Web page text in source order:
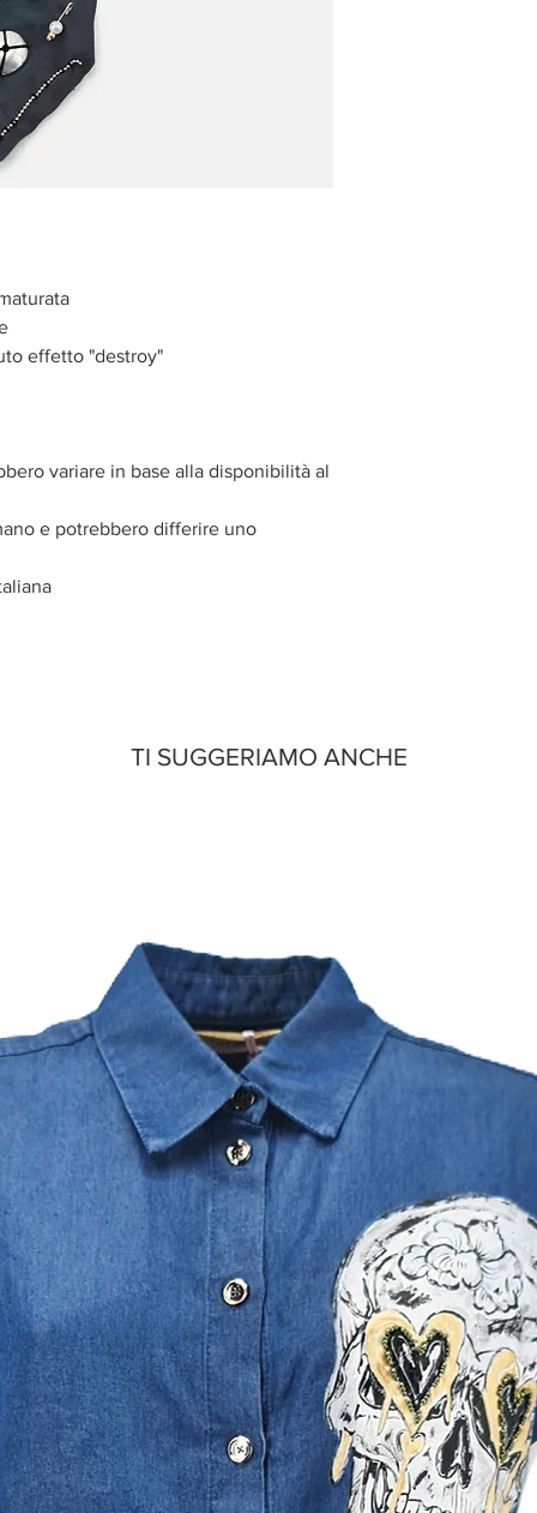
effetto "destroy"
variare in base alla disponibilità al
e potrebbero differire uno
TI SUGGERIAMO ANCHE